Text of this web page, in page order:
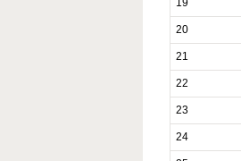
19
20
21
22
23
24